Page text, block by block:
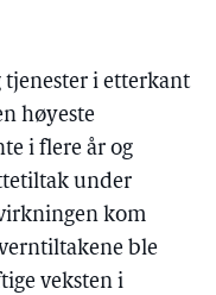
tjenester i etterkant
høyeste
i flere år og
under
kom
ble
veksten i